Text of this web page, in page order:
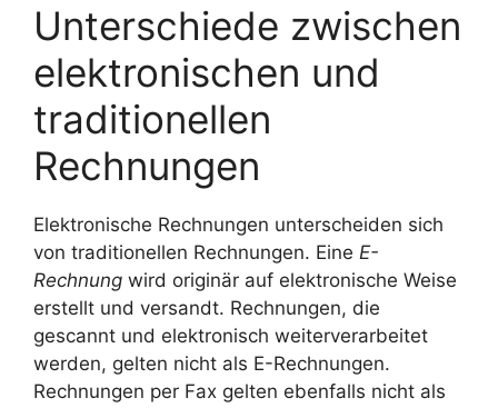
Unterschiede zwischen
elektronischen und
traditionellen
Rechnungen
Elektronische Rechnungen unterscheiden sich
von traditionellen Rechnungen. Eine E-
Rechnung wird originär auf elektronische Weise
erstellt und versandt. Rechnungen, die
gescannt und elektronisch weiterverarbeitet
werden, gelten nicht als E-Rechnungen.
Rechnungen per Fax gelten ebenfalls nicht als